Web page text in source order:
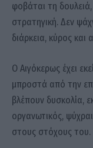
φοβάται τη
στρατηγική. Δεν
διάρκεια, κύρος και
Ο Αιγόκερως έχει
μπροστά από την
βλέπουν δυσκολία,
οργανωτικός,
στους στόχους του.